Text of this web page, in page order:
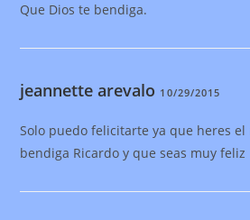
Que Dios te bendiga.
jeannette arevalo 10/29/2015
Solo puedo felicitarte ya que heres el
bendiga Ricardo y que seas muy feliz